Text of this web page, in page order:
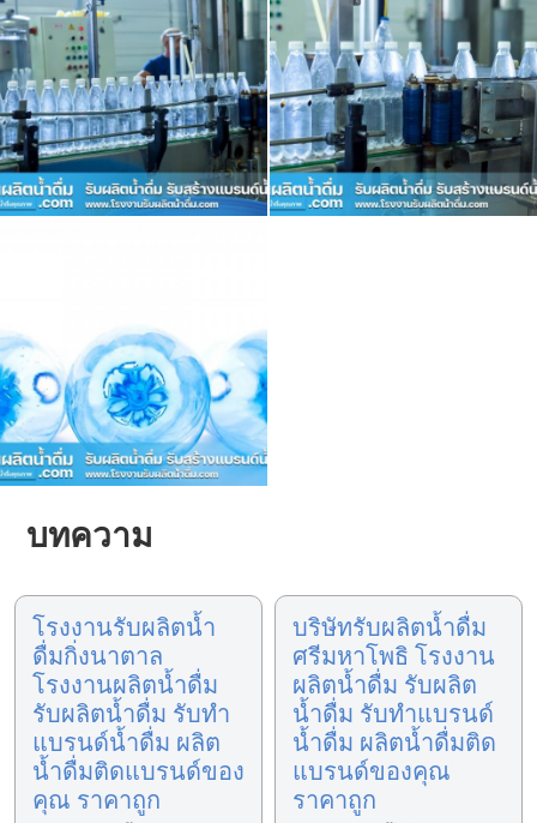
บทความ
โรงงานรับผลิตน้ำ
ดื่มกิ่งนาตาล
โรงงานผลิตน้ำดื่ม
รับผลิตน้ำดื่ม รับทำ
แบรนด์น้ำดื่ม ผลิต
น้ำดื่มติดแบรนด์ของ
คุณ ราคาถูก
บริษัทรับผลิตน้ำดื่ม
ศรีมหาโพธิ โรงงาน
ผลิตน้ำดื่ม รับผลิต
น้ำดื่ม รับทำแบรนด์
น้ำดื่ม ผลิตน้ำดื่มติด
แบรนด์ของคุณ
ราคาถูก